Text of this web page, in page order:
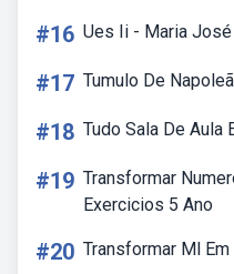
#16 Ues Ii - Maria
#17 Tumulo De
#18 Tudo Sala De Aula
#19 Transformar
Exercicios 5 Ano
#20 Transformar Ml Em